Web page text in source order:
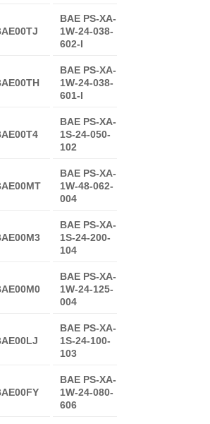
BAE PS-XA-
1W-24-038-
602-I
BAE PS-XA-
1W-24-038-
601-I
BAE PS-XA-
1S-24-050-
102
BAE PS-XA-
1W-48-062-
004
BAE PS-XA-
1S-24-200-
104
BAE PS-XA-
1W-24-125-
004
BAE PS-XA-
1S-24-100-
103
BAE PS-XA-
1W-24-080-
606